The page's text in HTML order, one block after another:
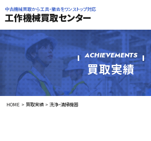
中古機械買取から工具・撤去をワンストップ対応
工作機械買取センター
ACHIEVEMENTS
買取実績
HOME 買取実績 洗浄・清掃機器